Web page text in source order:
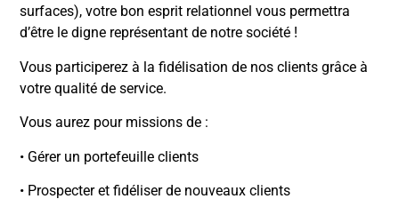
surfaces), votre bon esprit relationnel vous permettra
d’être le digne représentant de notre société !
Vous participerez à la fidélisation de nos clients grâce à
votre qualité de service.
Vous aurez pour missions de :
• Gérer un portefeuille clients
• Prospecter et fidéliser de nouveaux clients